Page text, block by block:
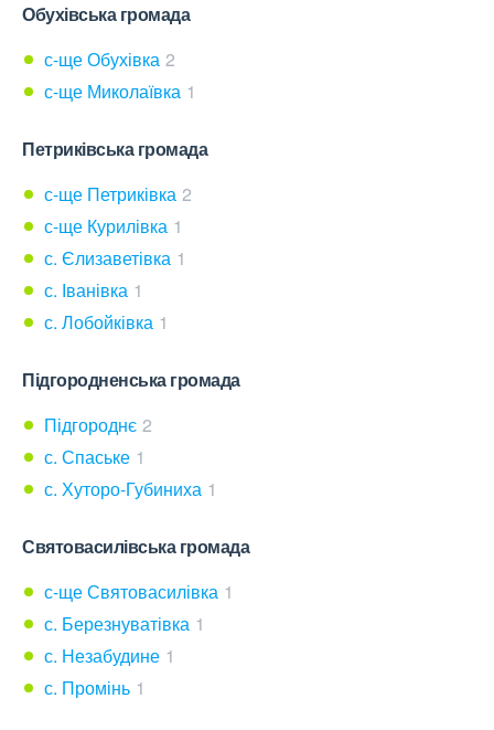
Обухівська громада
с-ще Обухівка 2
с-ще Миколаївка 1
Петриківська громада
с-ще Петриківка 2
с-ще Курилівка 1
с. Єлизаветівка 1
с. Іванівка 1
с. Лобойківка 1
Підгородненська громада
Підгороднє 2
с. Спаське 1
с. Хуторо-Губиниха 1
Святовасилівська громада
с-ще Святовасилівка 1
с. Березнуватівка 1
с. Незабудине 1
с. Промінь 1